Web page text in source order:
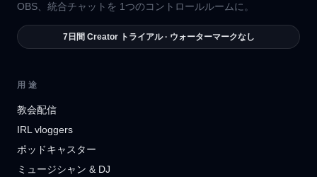
OBS、統合チャットを 1つのコントロールルームに。
7日間 Creator トライアル · ウォーターマークなし
用途
教会配信
IRL vloggers
ポッドキャスター
ミュージシャン & DJ